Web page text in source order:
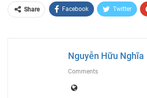
Share Facebook Twitter
Nguyễn Hữu Nghĩa
Comments